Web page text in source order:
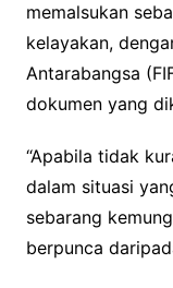
memalsukan
kelayakan,
Antarabangsa
dokumen yang
“Apabila tidak
dalam situasi
sebarang
berpunca